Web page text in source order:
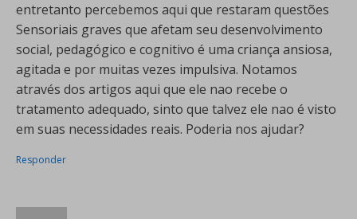
entretanto percebemos aqui que restaram questões
Sensoriais graves que afetam seu desenvolvimento
social, pedagógico e cognitivo é uma criança ansiosa,
agitada e por muitas vezes impulsiva. Notamos
através dos artigos aqui que ele nao recebe o
tratamento adequado, sinto que talvez ele nao é visto
em suas necessidades reais. Poderia nos ajudar?
Responder